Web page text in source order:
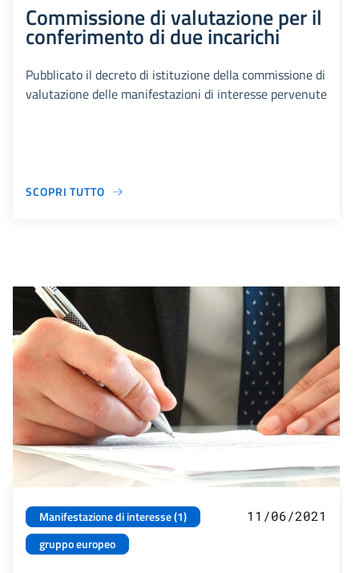
Commissione di valutazione per il
conferimento di due incarichi
Pubblicato il decreto di istituzione della commissione di
valutazione delle manifestazioni di interesse pervenute
SCOPRI TUTTO
Manifestazione di interesse (1)
gruppo europeo
11/06/2021